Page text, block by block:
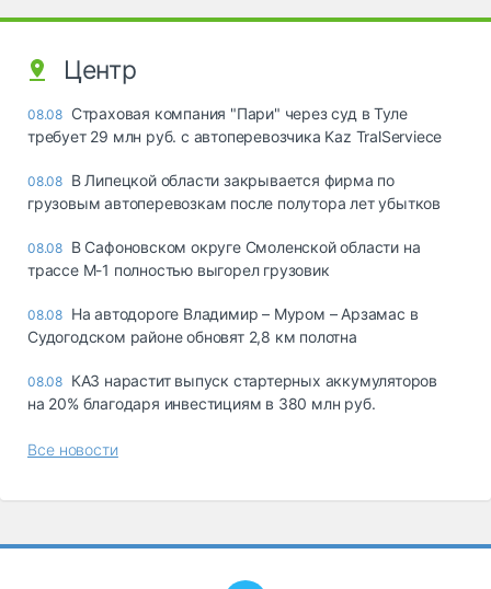
Центр
08.08 Страховая компания "Пари" через суд в Туле
требует 29 млн руб. с автоперевозчика Kaz TralServiece
08.08 В Липецкой области закрывается фирма по
грузовым автоперевозкам после полутора лет убытков
08.08 В Сафоновском округе Смоленской области на
трассе М-1 полностью выгорел грузовик
08.08 На автодороге Владимир – Муром – Арзамас в
Судогодском районе обновят 2,8 км полотна
08.08 КАЗ нарастит выпуск стартерных аккумуляторов
на 20% благодаря инвестициям в 380 млн руб.
Все новости